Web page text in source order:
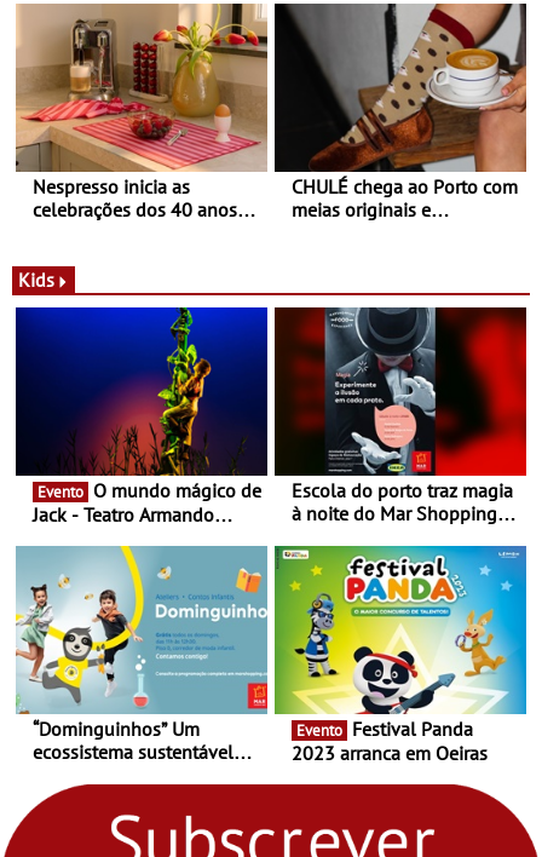
Balance
Nespresso inicia as
celebrações dos 40 anos
Novas - Edição limitada
Nespresso x Torres Novas
CHULÉ chega ao Porto com
meias originais e
Shopping
Kids
Evento
Jack - Teatro Armando
Escola do porto traz magia
à noite do Mar Shopping
29 de abril, às 21h00
“Dominguinhos” Um
ecossistema sustentável
fores - Atelier de Educação
Ambiental nos
“Dominguinhos” de 23 de
Evento
2023 arranca em Oeiras